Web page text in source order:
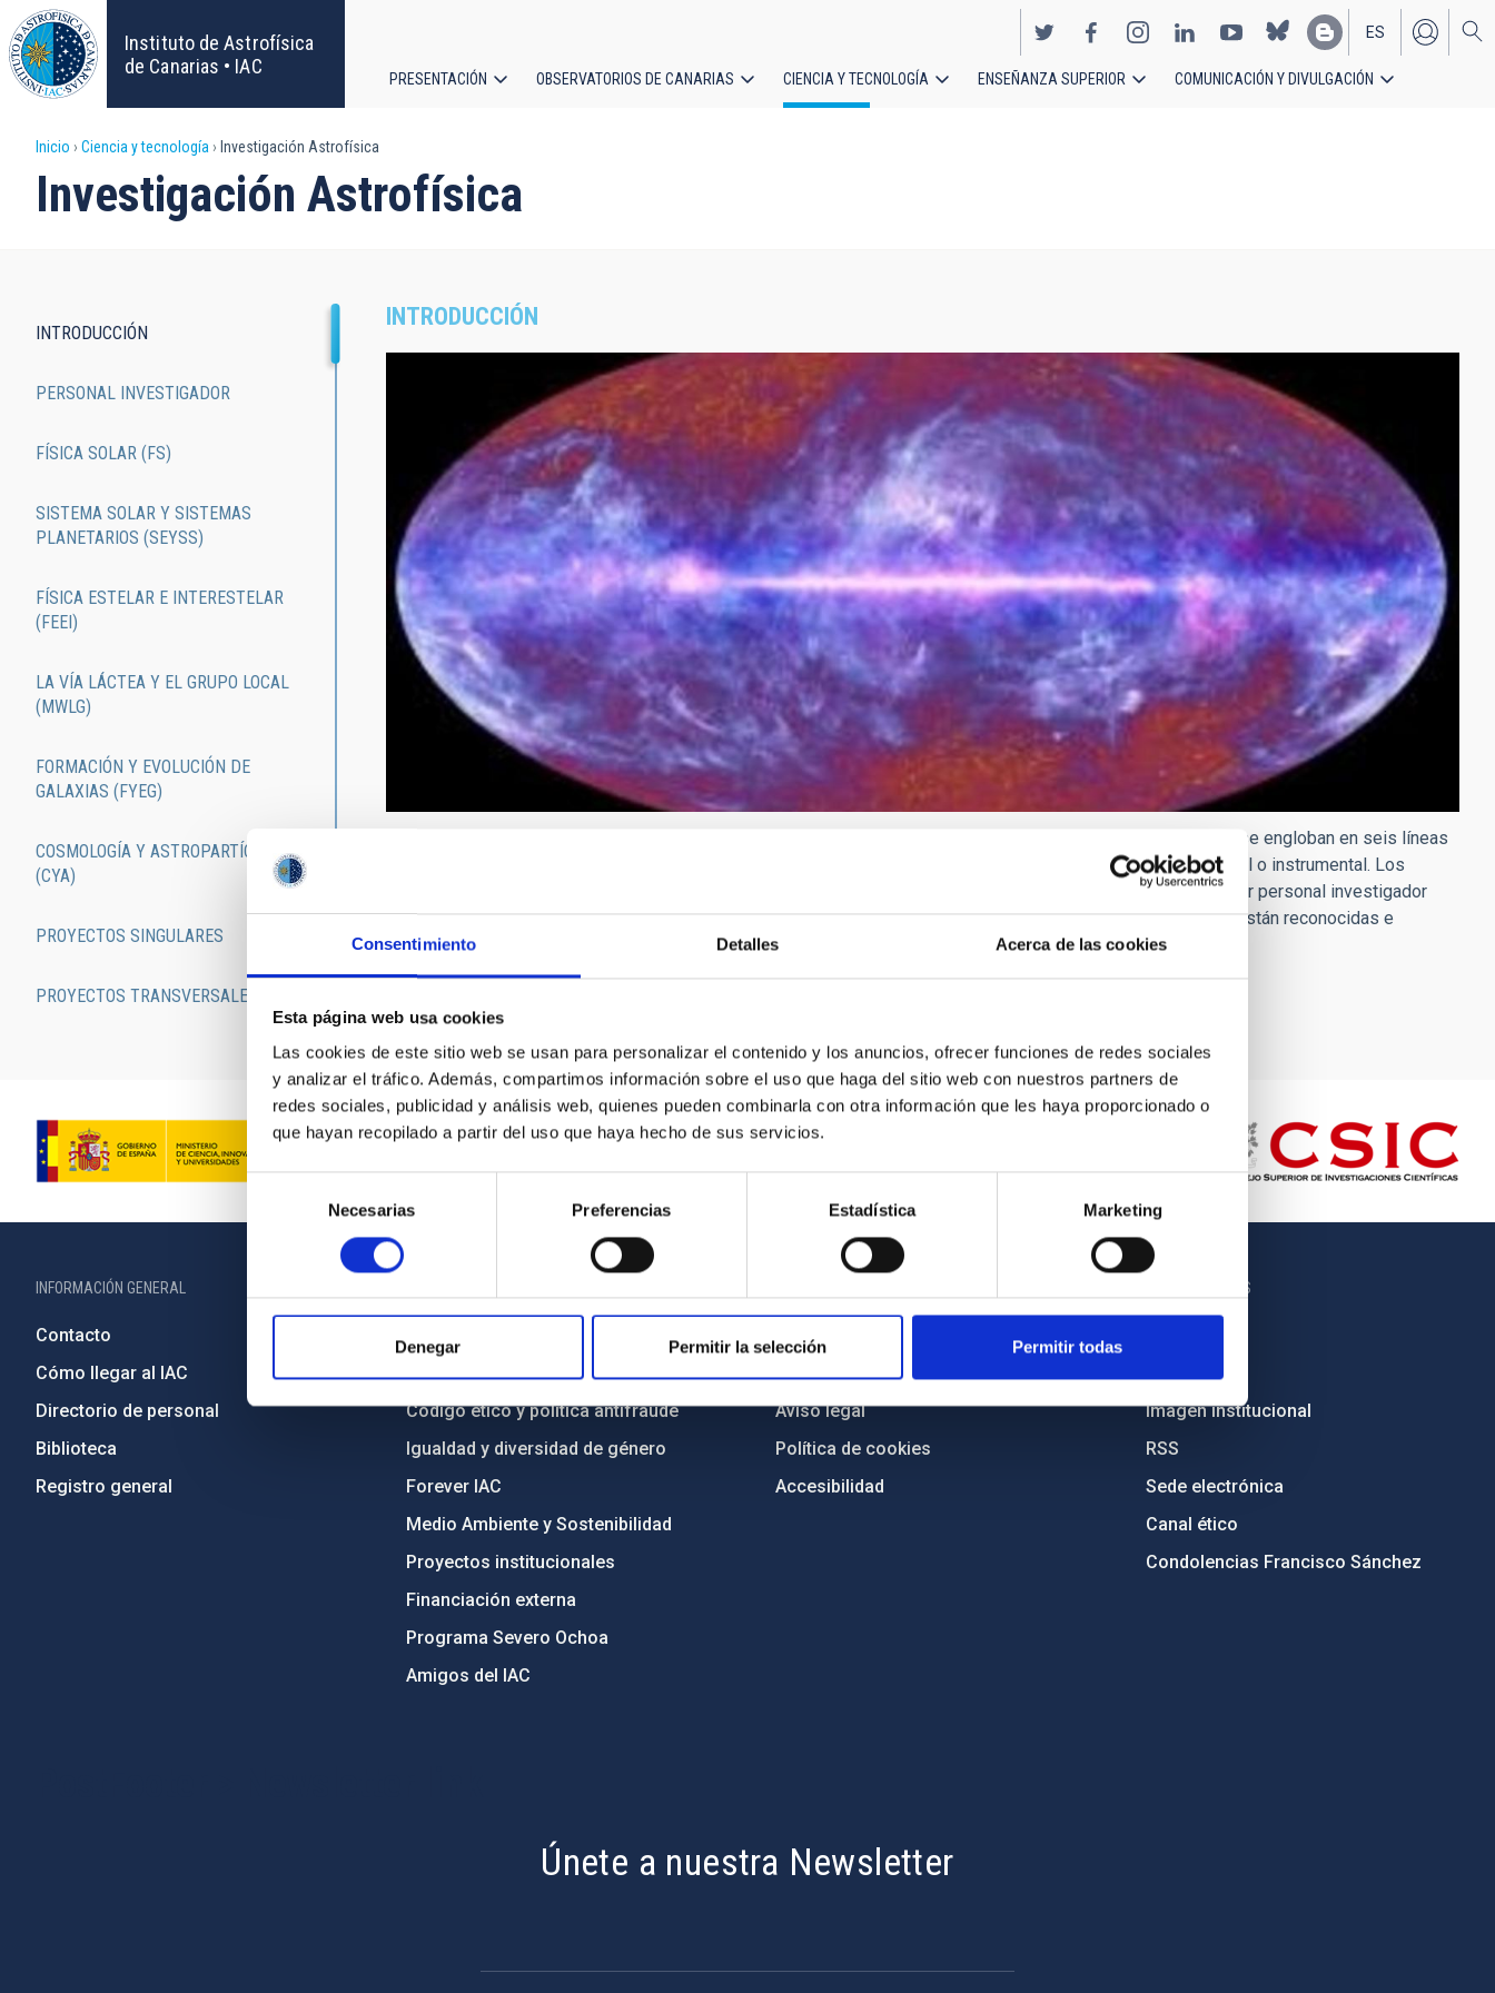
Consentimiento Detalles Acerca de las cookies
Esta página web usa cookies
Las cookies de este sitio web se usan para personalizar el contenido y los anuncios, ofrecer funciones de redes sociales
y analizar el tráfico. Además, compartimos información sobre el uso que haga del sitio web con nuestros partners de
redes sociales, publicidad y análisis web, quienes pueden combinarla con otra información que les haya proporcionado o
que hayan recopilado a partir del uso que haya hecho de sus servicios.
Selección
consentimiento
Necesarias Preferencias Estadística Marketing
Denegar Permitir la selección Permitir todas
Pasar
al
contenido
principal
Instituto de Astrofísica
de Canarias • IAC
EN
ES
principal
PRESENTACIÓN OBSERVATORIOS DE CANARIAS CIENCIA Y TECNOLOGÍA ENSEÑANZA SUPERIOR COMUNICACIÓN Y DIVULGACIÓN
Sobrescribir
enlaces
la
navegación
Inicio Ciencia y tecnología Investigación Astrofísica
Investigación Astrofísica
INTRODUCCIÓN
La actividad investigadora en el IAC se estructura en proyectos de investigación astrofísica. Estos proyectos se engloban en seis líneas
de investigación temática que abarcan la mayoría de campos de la Astrofísica tanto teórica como observacional o instrumental. Los
proyectos de investigación están dirigidos y gestionados por un/a Investigador/a Principal (IP) y pueden incluir personal investigador
pre-doctoral, post-doctoral y senior. Las vinculaciones y colaboraciones con investigadores de otros centros están reconocidas e
incentivadas.
En este enlace puedes encontrar el listado completo deproyectos del IAC.
navigation
INTRODUCCIÓN
PERSONAL INVESTIGADOR
FÍSICA SOLAR (FS)
SISTEMA SOLAR Y SISTEMAS
PLANETARIOS (SEYSS)
FÍSICA ESTELAR E INTERESTELAR
(FEEI)
LA VÍA LÁCTEA Y EL GRUPO LOCAL
(MWLG)
FORMACIÓN Y EVOLUCIÓN DE
GALAXIAS (FYEG)
COSMOLOGÍA Y ASTROPARTÍCULAS
(CYA)
PROYECTOS SINGULARES
PROYECTOS TRANSVERSALES
INFORMACIÓN GENERAL
Contacto
Cómo llegar al IAC
Directorio de personal
Biblioteca
Registro general
Transparencia
Código ético y política antifraude
Igualdad y diversidad de género
Forever IAC
Medio Ambiente y Sostenibilidad
Proyectos institucionales
Financiación externa
Programa Severo Ochoa
Amigos del IAC
Mapa web
Políticas de privacidad
Aviso legal
Política de cookies
Accesibilidad
OTROS ENLACES
Licitaciones
Imagen institucional
RSS
Sede electrónica
Canal ético
Condolencias Francisco Sánchez
Únete a nuestra Newsletter